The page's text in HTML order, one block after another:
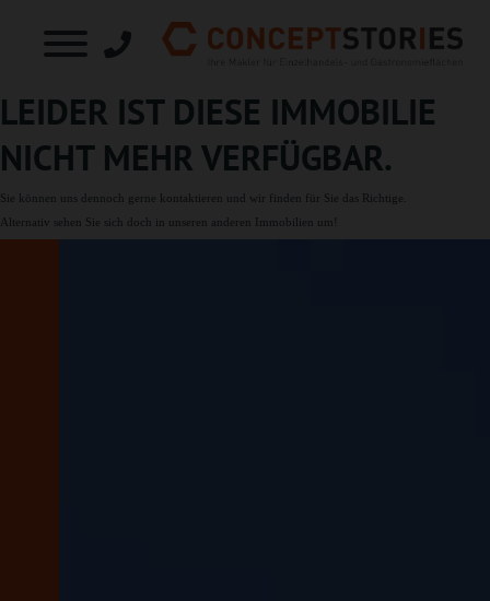
LEIDER IST DIESE IMMOBILIE
NICHT MEHR VERFÜGBAR.
Sie können uns dennoch gerne kontaktieren
und wir finden für Sie das Richtige.
Alternativ sehen Sie sich doch in unseren
anderen Immobilien um!